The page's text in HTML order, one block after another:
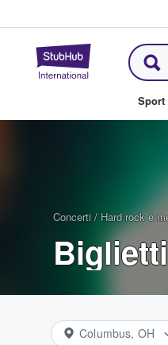
Sport
Concerti / Hard rock e
Columbus, OH